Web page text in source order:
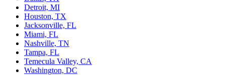
Detroit, MI
Houston, TX
Jacksonville, FL
Miami, FL
Nashville, TN
Tampa, FL
Temecula Valley, CA
Washington, DC